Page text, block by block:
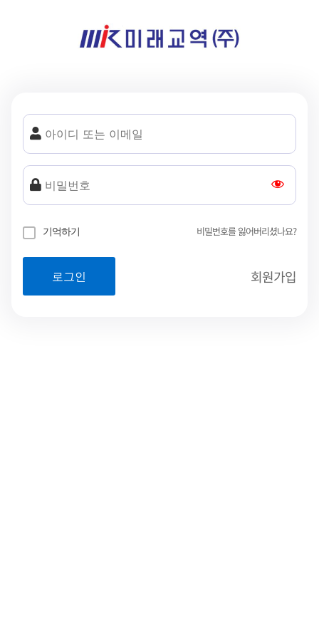
기억하기 비밀번호를 잃어버리셨나요?
로그인 회원가입